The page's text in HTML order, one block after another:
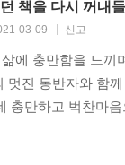
던 책을 다시 꺼내
03-09 | 신고
에 충만함을 느
멋진 동반자와 함